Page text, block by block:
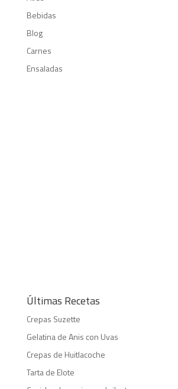
Bebidas
Blog
Carnes
Ensaladas
Últimas Recetas
Crepas Suzette
Gelatina de Anis con Uvas
Crepas de Huitlacoche
Tarta de Elote